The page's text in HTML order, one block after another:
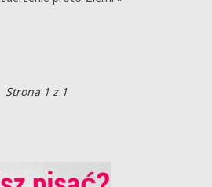
Strona 1 z 1